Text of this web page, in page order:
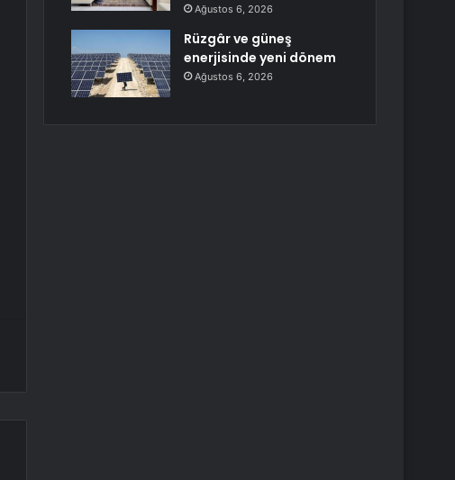
Ağustos 6, 2026
Rüzgâr ve güneş
enerjisinde yeni dönem
Ağustos 6, 2026